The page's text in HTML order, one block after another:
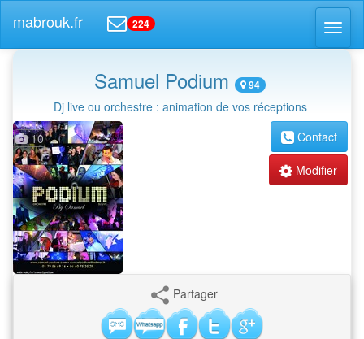
mabrouk.fr 224
Samuel Podium 94
Dj live ou orchestre : animation de vos réceptions
10
Contact
Modifier
Partager